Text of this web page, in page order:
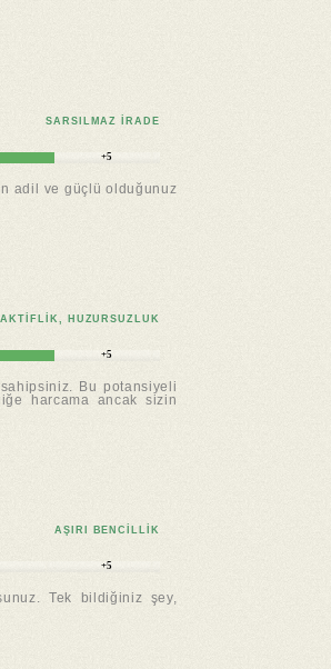
SARSILMAZ IRADE
+5
adil ve güçlü olduğunuz
HUZURSUZLUK
+5
Bu potansiyeli
harcama ancak sizin
AŞIRI BENCILLIK
+5
Tek bildiğiniz şey,